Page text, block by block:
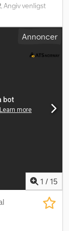
, Angiv venligst
data
Video
er
5.665
turbus – 50
Antal
Annoncer
1 / 15